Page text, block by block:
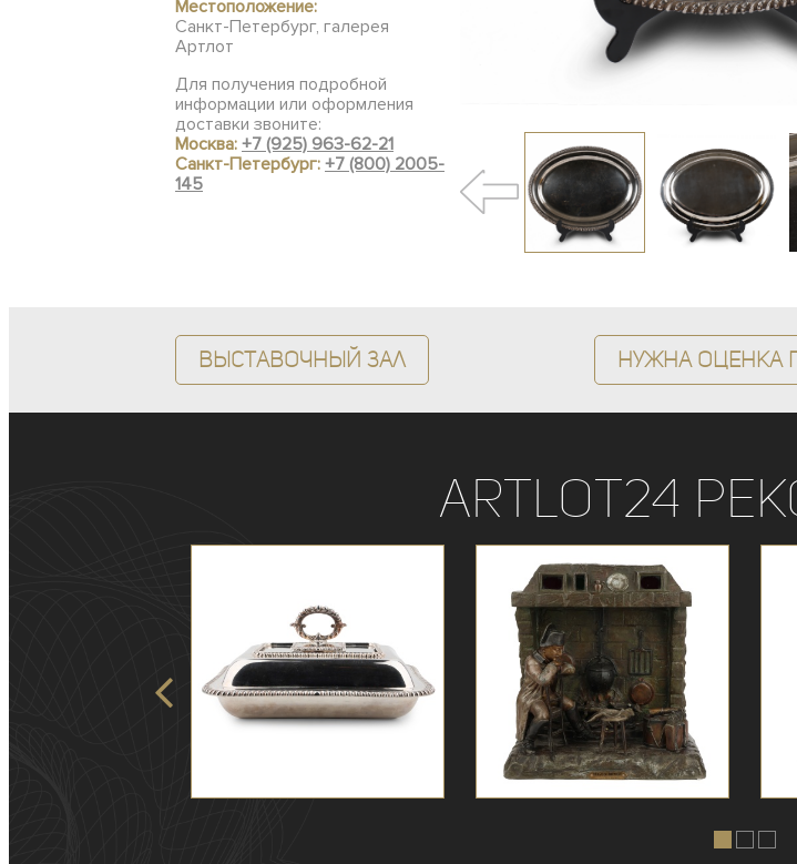
Местоположение:
Санкт-Петербург, галерея
Артлот
Для получения подробной
информации или оформления
доставки звоните:
Москва: +7 (925) 963-62-21
Санкт-Петербург: +7 (800) 2005-
145
Выставочный зал Нужна оценка
ArtLot24